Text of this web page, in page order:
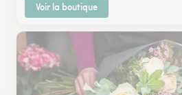
Voir la boutique